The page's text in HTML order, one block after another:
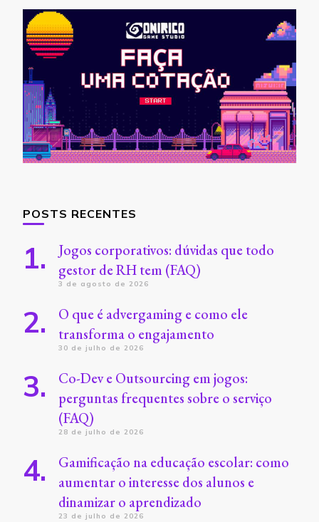
POSTS RECENTES
Jogos corporativos: dúvidas que todo
gestor de RH tem (FAQ)
3 de agosto de 2026
O que é advergaming e como ele
transforma o engajamento
30 de julho de 2026
Co-Dev e Outsourcing em jogos:
perguntas frequentes sobre o serviço
(FAQ)
28 de julho de 2026
Gamificação na educação escolar: como
aumentar o interesse dos alunos e
dinamizar o aprendizado
23 de julho de 2026